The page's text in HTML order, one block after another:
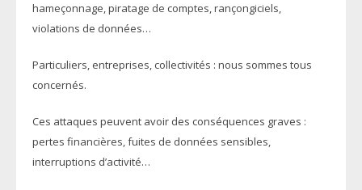
hameçonnage, piratage de comptes, rançongiciels,
violations de données…
Particuliers, entreprises, collectivités : nous sommes tous
concernés.
Ces attaques peuvent avoir des conséquences graves :
pertes financières, fuites de données sensibles,
interruptions d’activité…